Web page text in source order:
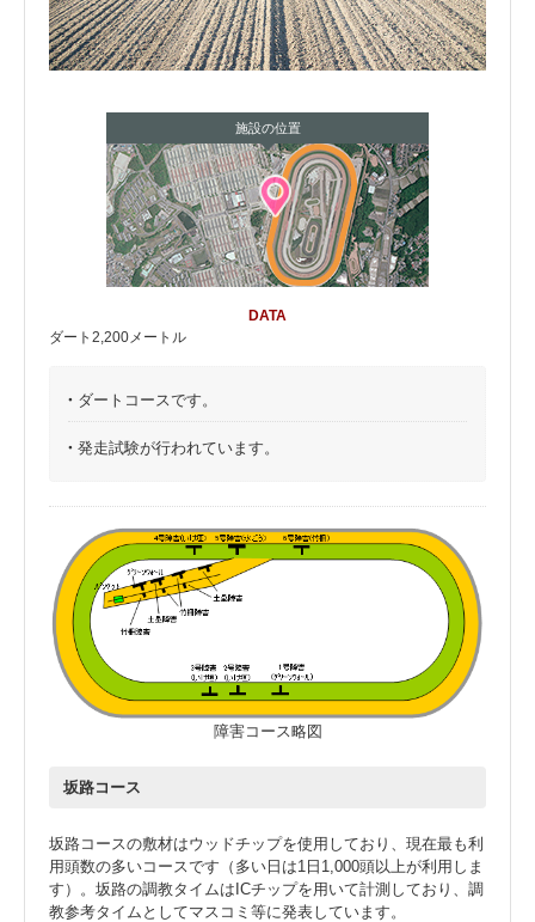
施設の位置
DATA
ダート2,200メートル
・ ダートコースです。
・ 発走試験が行われています。
障害コース略図
坂路コース
坂路コースの敷材はウッドチップを使用しており、現在最も利
用頭数の多いコースです（多い日は1日1,000頭以上が利用しま
す）。坂路の調教タイムはICチップを用いて計測しており、調
教参考タイムとしてマスコミ等に発表しています。